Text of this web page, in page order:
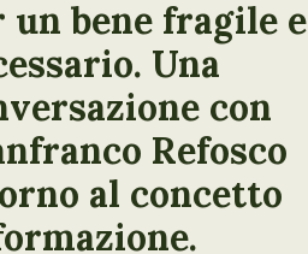
un bene fragile e
Una
con
Refosco
al concetto